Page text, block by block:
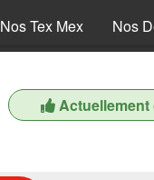
Nos Tex Mex Nos
Actuellement